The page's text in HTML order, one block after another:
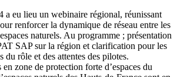
a eu lieu un webinaire régional, réunissant
renforcer la dynamique de réseau entre les
naturels. Au programme ; présentation
SAP sur la région et clarification pour les
du rôle et des attentes des pilotes.
zone de protection forte d’espaces du